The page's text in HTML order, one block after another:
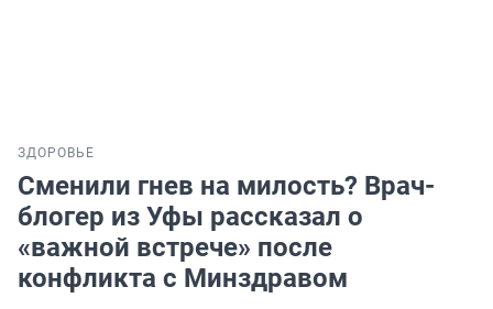
ЗДОРОВЬЕ
Сменили гнев на милость? Врач-
блогер из Уфы рассказал о
«важной встрече» после
конфликта с Минздравом